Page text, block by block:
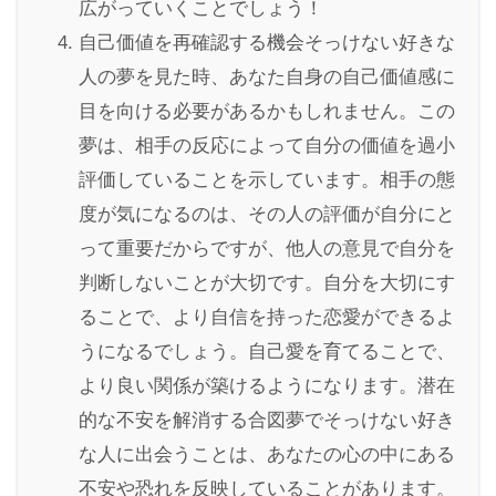
広がっていくことでしょう！
自己価値を再確認する機会そっけない好きな
人の夢を見た時、あなた自身の自己価値感に
目を向ける必要があるかもしれません。この
夢は、相手の反応によって自分の価値を過小
評価していることを示しています。相手の態
度が気になるのは、その人の評価が自分にと
って重要だからですが、他人の意見で自分を
判断しないことが大切です。自分を大切にす
ることで、より自信を持った恋愛ができるよ
うになるでしょう。自己愛を育てることで、
より良い関係が築けるようになります。潜在
的な不安を解消する合図夢でそっけない好き
な人に出会うことは、あなたの心の中にある
不安や恐れを反映していることがあります。